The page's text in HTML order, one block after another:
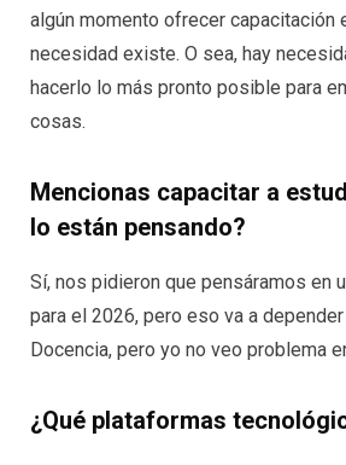
algún momento ofrecer capacitación
necesidad existe. O sea, hay
hacerlo lo más pronto posible para
cosas.
Mencionas capacitar a
lo están pensando?
Sí, nos pidieron que pensáramos en
para el 2026, pero eso va a
Docencia, pero yo no veo problema
¿Qué plataformas